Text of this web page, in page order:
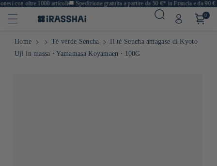
con oltre 1000 articoli🚚Spedizione gratuita a partire da 50 €* in Francia e da 90 €
0
Home Tè verde Sencha
Il tè Sencha amagase di Kyoto
Uji in massa ⋅ Yamamasa Koyamaen ⋅ 100G